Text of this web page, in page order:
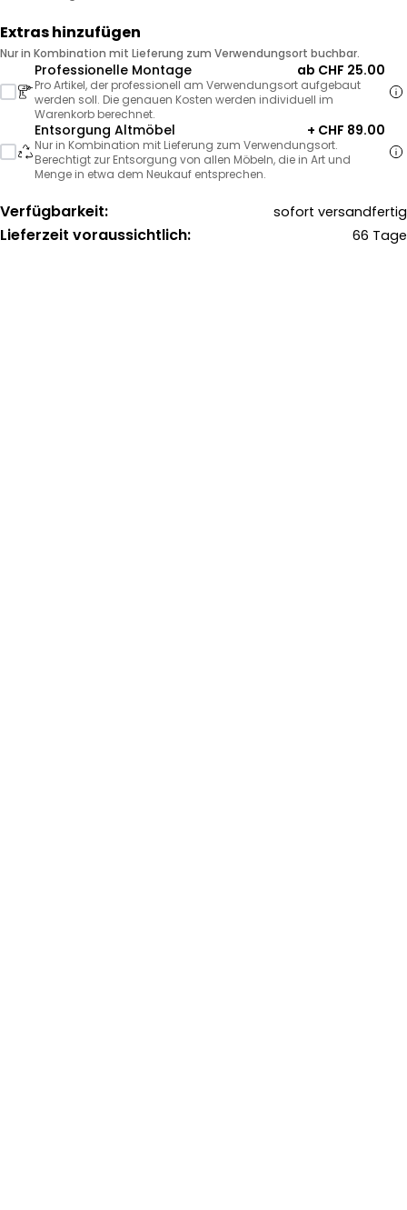
Extras hinzufügen
Nur in Kombination mit Lieferung zum Verwendungsort buchbar.
Professionelle Montage ab CHF 25.00
Pro Artikel, der professionell am Verwendungsort aufgebaut
werden soll. Die genauen Kosten werden individuell im
Warenkorb berechnet.
Entsorgung Altmöbel + CHF 89.00
Nur in Kombination mit Lieferung zum Verwendungsort.
Berechtigt zur Entsorgung von allen Möbeln, die in Art und
Menge in etwa dem Neukauf entsprechen.
Verfügbarkeit: sofort versandfertig
Lieferzeit voraussichtlich: 66 Tage